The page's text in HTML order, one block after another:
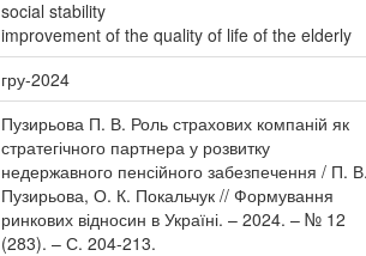
social stability
improvement of the quality of life of the elderly
гру-2024
Пузирьова П. В. Роль страхових компаній як
стратегічного партнера у розвитку
недержавного пенсійного забезпечення / П.
Пузирьова, О. К. Покальчук // Формування
ринкових відносин в Україні. – 2024. – № 12
(283). – С. 204-213.